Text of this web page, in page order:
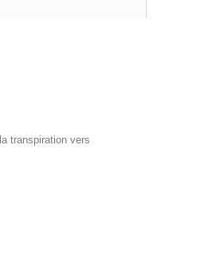
transpiration vers